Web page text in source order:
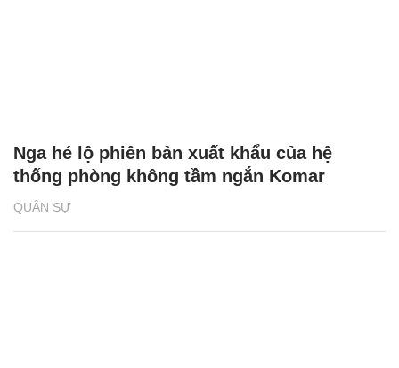
QUÂN SỰ
Nga hé lộ phiên bản xuất khẩu của hệ
thống phòng không tầm ngắn Komar